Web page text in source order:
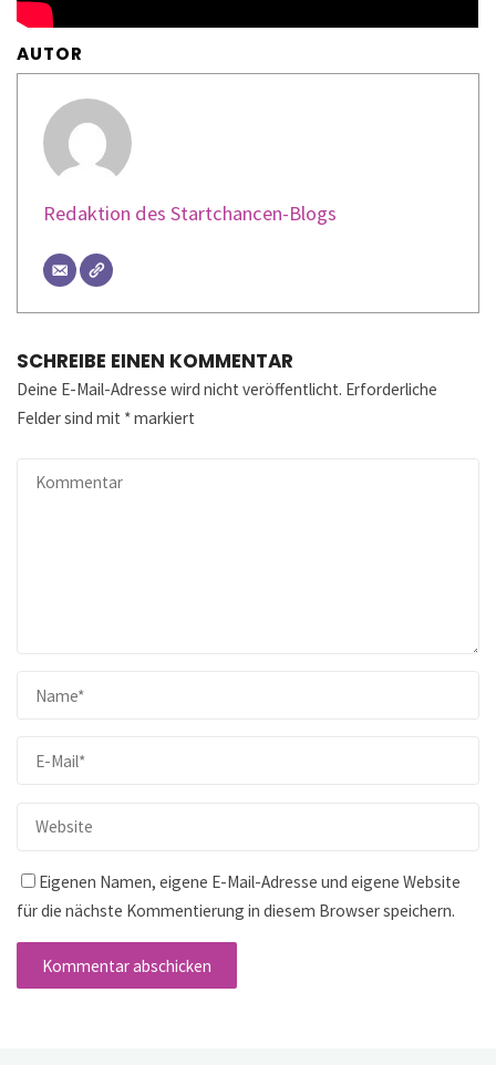
AUTOR
Redaktion des Startchancen-Blogs
SCHREIBE EINEN KOMMENTAR
Deine E-Mail-Adresse wird nicht veröffentlicht. Erforderliche
Felder sind mit *markiert
Eigenen Namen, eigene E-Mail-Adresse und eigene Website
für die nächste Kommentierung in diesem Browser speichern.